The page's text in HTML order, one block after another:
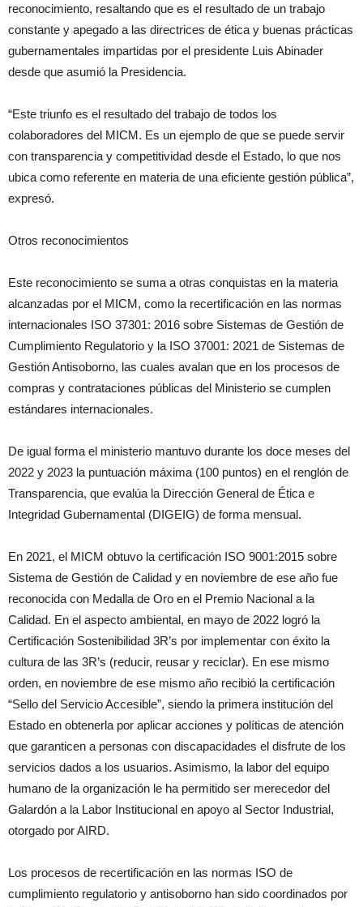
reconocimiento, resaltando que es el resultado de un trabajo
constante y apegado a las directrices de ética y buenas prácticas
gubernamentales impartidas por el presidente Luis Abinader
desde que asumió la Presidencia.
“Este triunfo es el resultado del trabajo de todos los
colaboradores del MICM. Es un ejemplo de que se puede servir
con transparencia y competitividad desde el Estado, lo que nos
ubica como referente en materia de una eficiente gestión pública”,
expresó.
Otros reconocimientos
Este reconocimiento se suma a otras conquistas en la materia
alcanzadas por el MICM, como la recertificación en las normas
internacionales ISO 37301: 2016 sobre Sistemas de Gestión de
Cumplimiento Regulatorio y la ISO 37001: 2021 de Sistemas de
Gestión Antisoborno, las cuales avalan que en los procesos de
compras y contrataciones públicas del Ministerio se cumplen
estándares internacionales.
De igual forma el ministerio mantuvo durante los doce meses del
2022 y 2023 la puntuación máxima (100 puntos) en el renglón de
Transparencia, que evalúa la Dirección General de Ética e
Integridad Gubernamental (DIGEIG) de forma mensual.
En 2021, el MICM obtuvo la certificación ISO 9001:2015 sobre
Sistema de Gestión de Calidad y en noviembre de ese año fue
reconocida con Medalla de Oro en el Premio Nacional a la
Calidad. En el aspecto ambiental, en mayo de 2022 logró la
Certificación Sostenibilidad 3R’s por implementar con éxito la
cultura de las 3R’s (reducir, reusar y reciclar). En ese mismo
orden, en noviembre de ese mismo año recibió la certificación
“Sello del Servicio Accesible”, siendo la primera institución del
Estado en obtenerla por aplicar acciones y políticas de atención
que garanticen a personas con discapacidades el disfrute de los
servicios dados a los usuarios. Asimismo, la labor del equipo
humano de la organización le ha permitido ser merecedor del
Galardón a la Labor Institucional en apoyo al Sector Industrial,
otorgado por AIRD.
Los procesos de recertificación en las normas ISO de
cumplimiento regulatorio y antisoborno han sido coordinados por